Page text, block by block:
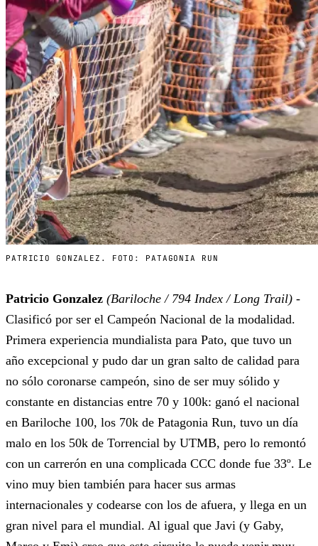
PATRICIO GONZALEZ. FOTO: PATAGONIA RUN
Patricio Gonzalez (Bariloche / 794 Index / Long Trail) -
Clasificó por ser el Campeón Nacional de la modalidad.
Primera experiencia mundialista para Pato, que tuvo un
año excepcional y pudo dar un gran salto de calidad para
no sólo coronarse campeón, sino de ser muy sólido y
constante en distancias entre 70 y 100k: ganó el nacional
en Bariloche 100, los 70k de Patagonia Run, tuvo un día
malo en los 50k de Torrencial by UTMB, pero lo remontó
con un carrerón en una complicada CCC donde fue 33º. Le
vino muy bien también para hacer sus armas
internacionales y codearse con los de afuera, y llega en un
gran nivel para el mundial. Al igual que Javi (y Gaby,